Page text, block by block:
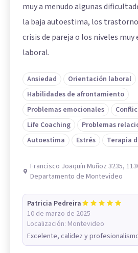
muy a menudo algunas
la baja autoestima, los
crisis de pareja o los niveles muy
laboral.
Ansiedad
Orientación laboral
Habilidades de afrontamiento
Problemas emocionales
Life Coaching
Problemas
Autoestima
Estrés Terapia
Francisco Joaquín Muñoz 3235,
Departamento de Montevideo
Patricia Pedreira
10 de marzo de 2025
Localización: Montevideo
Excelente, calidez y